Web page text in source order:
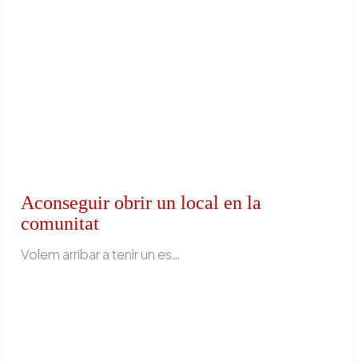
Aconseguir obrir un local en la
comunitat
Volem arribar a tenir un espai propi! Treballem per aconseguir un espai de trobada Un espai físic que convidi a la relació, a la confiança i l’exploració d’interessos. Un punt de referència comunitària d’orientació i assessorament en el lleure inclusiu.. Activitats i tallers proposats per les persones usuàries i obertes a la comunitat. Una oportunitat […]